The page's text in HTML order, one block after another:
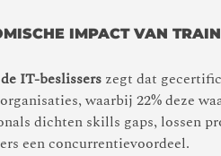
IMPACT VAN
IT-beslisserszegt dat
waarbij 22% deze
dichten skills gaps, lossen
een concurrentievoordeel.